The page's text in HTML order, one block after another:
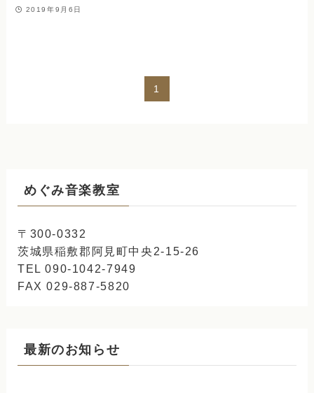
2019年9月6日
1
めぐみ音楽教室
〒300-0332
茨城県稲敷郡阿見町中央2-15-26
TEL 090-1042-7949
FAX 029-887-5820
最新のお知らせ